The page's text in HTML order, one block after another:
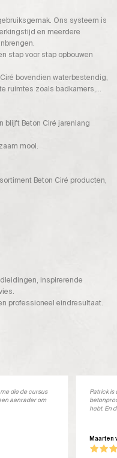
Ons systeem is
en meerdere
stap voor stap opbouwen
bovendien waterbestendig,
ruimtes zoals badkamers,
blijft Beton Ciré jarenlang
mooi.
Beton Ciré producten,
inspirerende
professioneel eindresultaat.
die de cursus
aanrader om
Maarten
Patrick is
hebt. En